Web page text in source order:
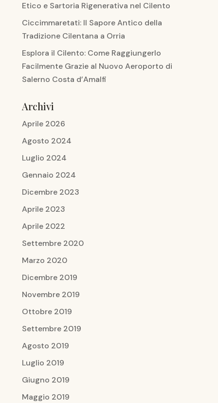
Etico e Sartoria Rigenerativa nel Cilento
Ciccimmaretati: Il Sapore Antico della
Tradizione Cilentana a Orria
Esplora il Cilento: Come Raggiungerlo
Facilmente Grazie al Nuovo Aeroporto di
Salerno Costa d’Amalfi
Archivi
Aprile 2026
Agosto 2024
Luglio 2024
Gennaio 2024
Dicembre 2023
Aprile 2023
Aprile 2022
Settembre 2020
Marzo 2020
Dicembre 2019
Novembre 2019
Ottobre 2019
Settembre 2019
Agosto 2019
Luglio 2019
Giugno 2019
Maggio 2019